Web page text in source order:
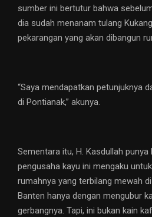
sumber ini bertutur bahwa
dia sudah menanam tulang
pekarangan yang akan dibangun
“Saya mendapatkan petunjuknya
di Pontianak,” akunya.
Sementara itu, H. Kasdullah punya
pengusaha kayu ini mengaku
rumahnya yang terbilang mewah
Banten hanya dengan mengubur
gerbangnya. Tapi, ini bukan kain